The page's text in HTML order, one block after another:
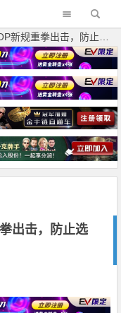
，防止选手在FT打默契牌做舔狗！
出击，防止选